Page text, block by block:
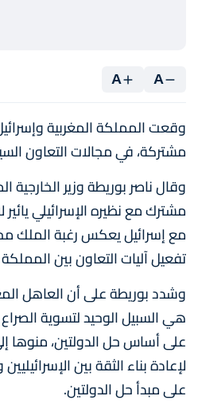
A
A
وقعت المملكة المغربية
مشتركة، في مجالات التعاون
وقال ناصر بوريطة وزير
مشترك مع نظيره الإسرائيلي يائير
مع إسرائيل يعكس رغبة الملك
تفعيل آليات التعاون بين
وشدد بوريطة على أن العاهل
هي السبيل الوحيد لتسوية
على أساس حل الدولتين، منوها
لإعادة بناء الثقة بين
على مبدأ حل الدولتين.